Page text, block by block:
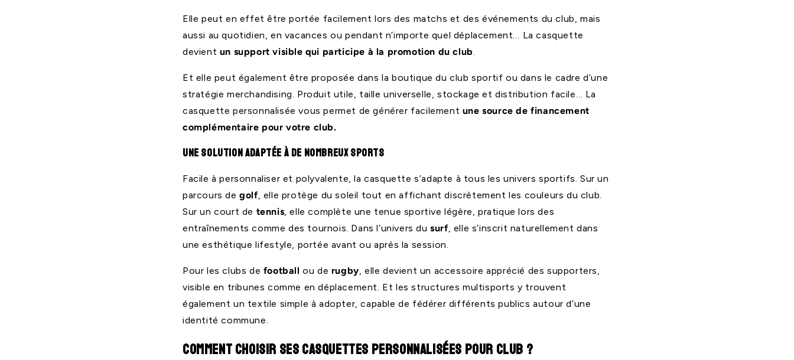
Elle peut en effet être portée facilement lors des matchs et des événements du club, mais
aussi au quotidien, en vacances ou pendant n’importe quel déplacement… La casquette
devient un support visible qui participe à la promotion du club.
Et elle peut également être proposée dans la boutique du club sportif ou dans le cadre d’une
stratégie merchandising. Produit utile, taille universelle, stockage et distribution facile… La
casquette personnalisée vous permet de générer facilement une source de financement
complémentaire pour votre club.
Une solution adaptée à de nombreux sports
Facile à personnaliser et polyvalente, la casquette s’adapte à tous les univers sportifs. Sur un
parcours degolf, elle protège du soleil tout en affichant discrètement les couleurs du club.
Sur un court de tennis, elle complète une tenue sportive légère, pratique lors des
entraînements comme des tournois. Dans l’univers dusurf, elle s’inscrit naturellement dans
une esthétique lifestyle, portée avant ou après la session.
Pour les clubs de football ou de rugby, elle devient un accessoire apprécié des supporters,
visible en tribunes comme en déplacement. Et les structures multisports y trouvent
également un textile simple à adopter, capable de fédérer différents publics autour d’une
identité commune.
Comment choisir ses casquettes personnalisées pour club ?